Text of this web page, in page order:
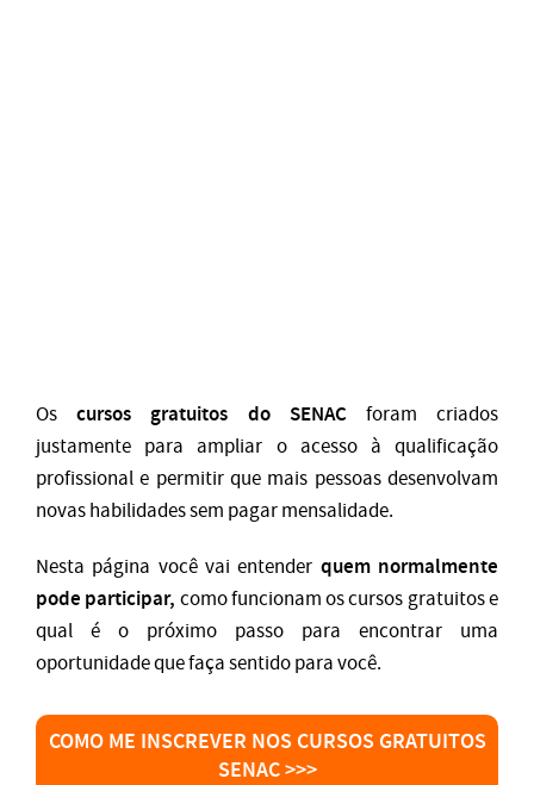
Oscursos gratuitos do SENACforam criados
justamente para ampliar o acesso à qualificação
profissional e permitir que mais pessoas desenvolvam
novas habilidades sem pagar mensalidade.
Nesta página você vai entender quem normalmente
pode participar, como funcionam os cursos gratuitos e
qual é o próximo passo para encontrar uma
oportunidade que faça sentido para você.
COMO ME INSCREVER NOS CURSOS GRATUITOS
SENAC >>>